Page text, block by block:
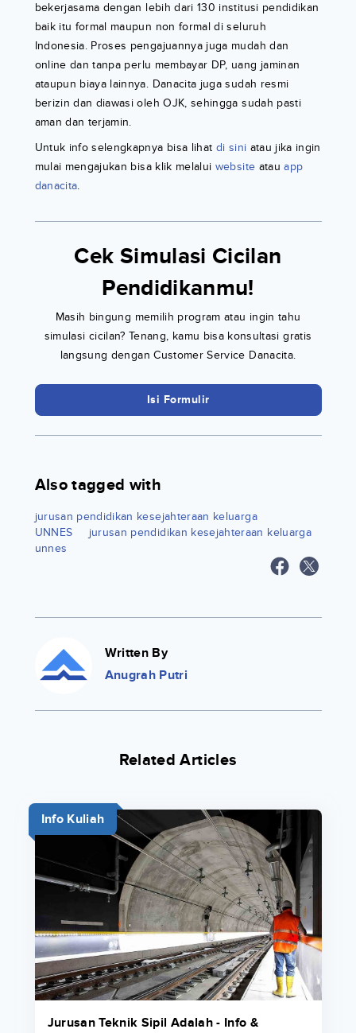
bekerjasama dengan lebih dari 130 institusi pendidikan
baik itu formal maupun non formal di seluruh
Indonesia. Proses pengajuannya juga mudah dan
online dan tanpa perlu membayar DP, uang jaminan
ataupun biaya lainnya. Danacita juga sudah resmi
berizin dan diawasi oleh OJK, sehingga sudah pasti
aman dan terjamin.
Untuk info selengkapnya bisa lihat di sini atau jika ingin
mulai mengajukan bisa klik melalui website atau app
danacita.
Cek Simulasi Cicilan
Pendidikanmu!
Masih bingung memilih program atau ingin tahu
simulasi cicilan? Tenang, kamu bisa konsultasi gratis
langsung dengan Customer Service Danacita.
Isi Formulir
Also tagged with
jurusan pendidikan kesejahteraan keluarga
UNNES
jurusan pendidikan kesejahteraan keluarga
unnes
Written By
Anugrah Putri
Related Articles
Info Kuliah
Jurusan Teknik Sipil Adalah - Info &